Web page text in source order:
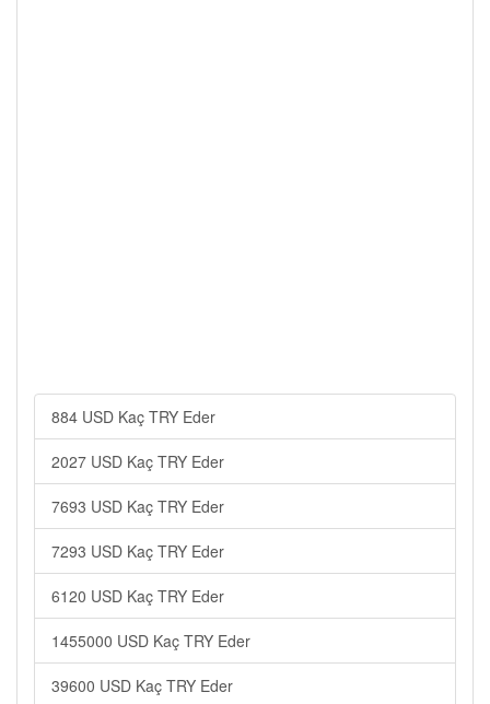
884 USD Kaç TRY Eder
2027 USD Kaç TRY Eder
7693 USD Kaç TRY Eder
7293 USD Kaç TRY Eder
6120 USD Kaç TRY Eder
1455000 USD Kaç TRY Eder
39600 USD Kaç TRY Eder